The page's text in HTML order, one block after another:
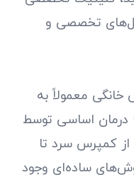
تخصصی و
معمولاً به
اساسی توسط
کمپرس سرد تا
ساده‌ای وجود